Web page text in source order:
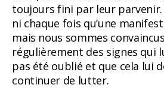
toujours fini par leur parvenir.
ni chaque fois qu’une
mais nous sommes
régulièrement des signes qui
pas été oublié et que cela lui
continuer de lutter.